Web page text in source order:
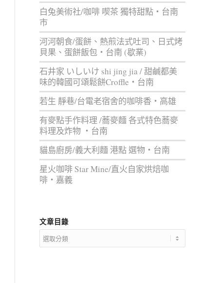
白兔美術社/咖啡 喫茶 獨特甜點‧台南
市
河河朝食/蛋餅、熱煎法式吐司、日式烤
貝果、蛋餅飯包‧台南 (歇業)
石井家 いしいけ shi jing jia / 甜鹹都美
味的韓國可頌鬆餅Croffle‧台南
若生 靜巷/台電老宿舍的咖啡香‧高雄
有麥點手作料理 /蕎麥麵 各式特色蕎麥
料理及炸物 ‧台南
貓島廚房/義大利麵 港點 選物‧台南
星火咖啡 Star Mine/直火自家烘焙咖
啡‧嘉義
文章目錄
文
章